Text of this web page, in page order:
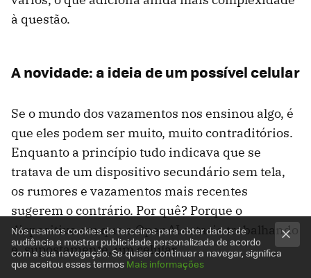
à questão.
A novidade: a ideia de um possível celular
Se o mundo dos vazamentos nos ensinou algo, é
que eles podem ser muito, muito contraditórios.
Enquanto a princípio tudo indicava que se
tratava de um dispositivo secundário sem tela,
os rumores e vazamentos mais recentes
sugerem o contrário. Por quê? Porque o
dispositivo em que a OpenAI estaria trabalhando
é, supostamente, um celular.
Nós usamos cookies de terceiros para obter dados de
audiência e mostrar publicidade personalizada de acordo
com a sua navegação. Se quiser continuar a navegar, significa
que aceitou esses termos Mais informações